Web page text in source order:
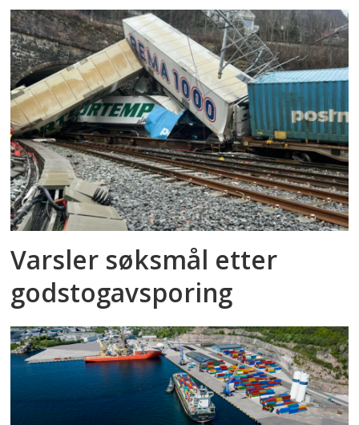
Varsler søksmål etter
godstog­avsporing